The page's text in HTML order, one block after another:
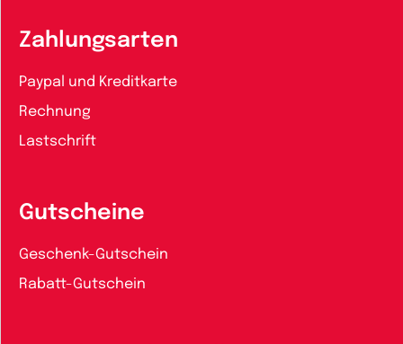
Zahlungsarten
Paypal und Kreditkarte
Rechnung
Lastschrift
Gutscheine
Geschenk-Gutschein
Rabatt-Gutschein